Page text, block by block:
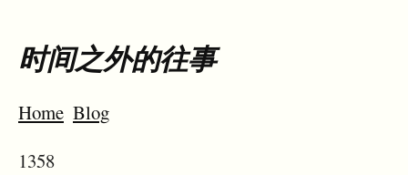
时间之外的往事
Home Blog
1358